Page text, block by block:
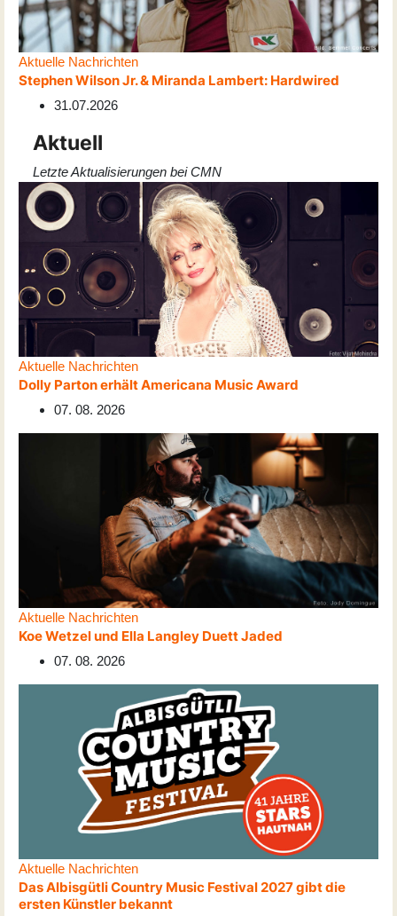
Aktuelle Nachrichten
Stephen Wilson Jr. & Miranda Lambert: Hardwired
31.07.2026
Aktuell
Letzte Aktualisierungen bei CMN
Aktuelle Nachrichten
Dolly Parton erhält Americana Music Award
07. 08. 2026
Aktuelle Nachrichten
Koe Wetzel und Ella Langley Duett Jaded
07. 08. 2026
Aktuelle Nachrichten
Das Albisgütli Country Music Festival 2027 gibt die
ersten Künstler bekannt